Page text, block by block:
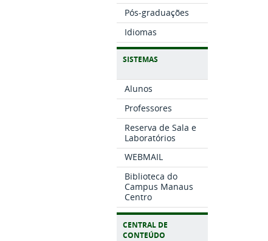
Pós-graduações
Idiomas
SISTEMAS
Alunos
Professores
Reserva de Sala e
Laboratórios
WEBMAIL
Biblioteca do
Campus Manaus
Centro
CENTRAL DE
CONTEÚDO